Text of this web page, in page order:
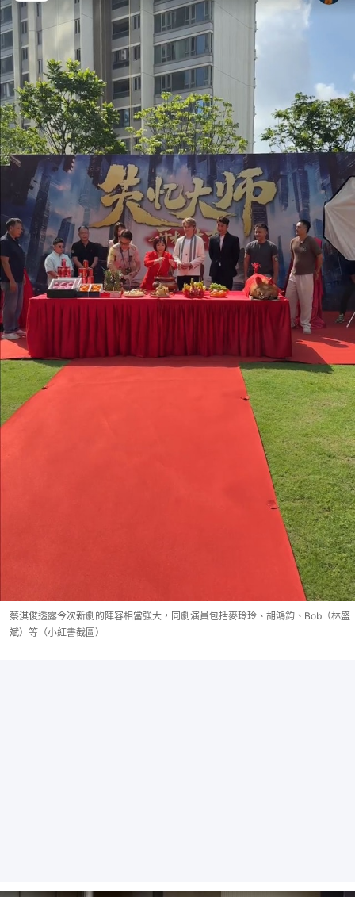
蔡淇俊透露今次新劇的陣容相當強大，同劇演員包括麥玲玲、胡鴻鈞、Bob（林盛
斌）等（小紅書截圖）